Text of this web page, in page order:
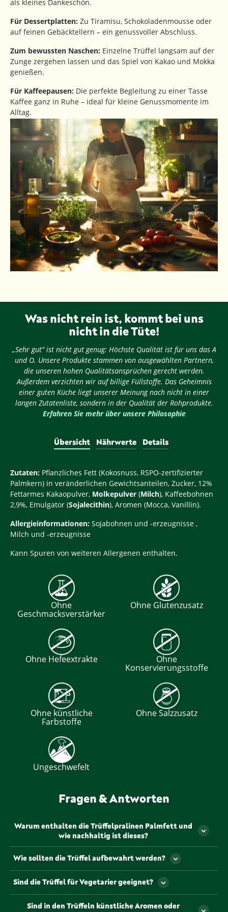
als kleines Dankeschön.
Für Dessertplatten: Zu Tiramisu, Schokoladenmousse oder
auf feinen Gebäcktellern – ein genussvoller Abschluss.
Zum bewussten Naschen: Einzelne Trüffel langsam auf der
Zunge zergehen lassen und das Spiel von Kakao und Mokka
genießen.
Für Kaffeepausen: Die perfekte Begleitung zu einer Tasse
Kaffee ganz in Ruhe – ideal für kleine Genussmomente im
Alltag.
Was nicht rein ist, kommt bei uns
nicht in die Tüte!
„Sehr gut“ ist nicht gut genug: Höchste Qualität ist für uns das A
und O. Unsere Produkte stammen von ausgewählten Partnern,
die unseren hohen Qualitätsansprüchen gerecht werden.
Außerdem verzichten wir auf billige Füllstoffe. Das Geheimnis
einer guten Küche liegt unserer Meinung nach nicht in einer
langen Zutatenliste, sondern in der Qualität der Rohprodukte.
Erfahren Sie mehr über unsere Philosophie
Übersicht Nährwerte Details
Zutaten: Pflanzliches Fett (Kokosnuss, RSPO-zertifizierter
Palmkern) in veränderlichen Gewichtsanteilen, Zucker, 12%
Fettarmes Kakaopulver, Molkepulver (Milch), Kaffeebohnen
2,9%, Emulgator (Sojalecithin), Aromen (Mocca, Vanillin).
Allergieinformationen: Sojabohnen und -erzeugnisse ,
Milch und -erzeugnisse
Kann Spuren von weiteren Allergenen enthalten.
Ohne
Geschmacksverstärker
Ohne Glutenzusatz
Ohne Hefeextrakte Ohne
Konservierungsstoffe
Ohne künstliche
Farbstoffe
Ohne Salzzusatz
Ungeschwefelt
Fragen & Antworten
Warum enthalten die Trüffelpralinen Palmfett und
wie nachhaltig ist dieses?
Die La Praline Trüffel enthalten pflanzliches Fett aus
Kokosnuss und RSPO-zertifiziertem Palmkernöl.
Dieses stammt aus kontrolliertem Anbau, der nach
den strengen Anforderungen des Roundtable on
Sustainable Palm Oil (RSPO) erfolgt. Der Hersteller
verpflichtet sich zu einem kontinuierlichen
Wie sollten die Trüffel aufbewahrt werden?
Die Trüffelpralinen sollten kühl, trocken und
lichtgeschützt gelagert werden – idealerweise bei
Temperaturen zwischen 15 °C und 20 °C. Eine
Lagerung im Kühlschrank ist nicht notwendig, kann
Sind die Trüffel für Vegetarier geeignet?
Sind in den Trüffeln künstliche Aromen oder